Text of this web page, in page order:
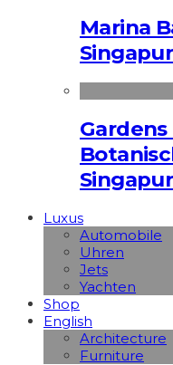
Marina
Gardens
Singapur
Luxus
Automobile
Uhren
Jets
Yachten
Shop
English
Architecture
Furniture